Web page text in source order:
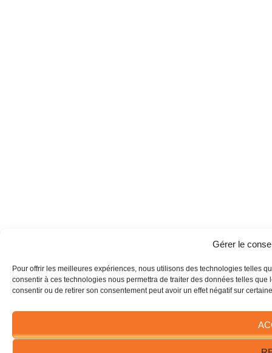
Gérer le
Pour offrir les meilleures expériences, nous utilisons des technologies telles
consentir à ces technologies nous permettra de traiter des données telles
consentir ou de retirer son consentement peut avoir un effet négatif sur